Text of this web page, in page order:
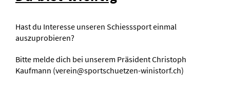
Hast du Interesse unseren Schiesssport einmal
auszuprobieren?
Bitte melde dich bei unserem Präsident Christoph
Kaufmann (verein@sportschuetzen-winistorf.ch)